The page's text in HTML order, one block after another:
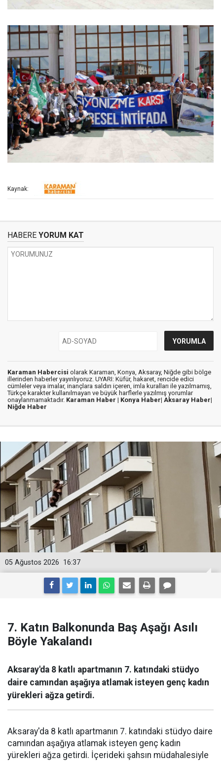
Kaynak:
HABERE YORUM KAT
Karaman Habercisi olarak Karaman, Konya, Aksaray, Niğde gibi bölge
illerinden haberler yayınlıyoruz. UYARI: Küfür, hakaret, rencide edici
cümleler veya imalar, inançlara saldırı içeren, imla kuralları ile yazılmamış,
Türkçe karakter kullanılmayan ve büyük harflerle yazılmış yorumlar
onaylanmamaktadır. Karaman Haber | Konya Haber| Aksaray Haber|
Niğde Haber
16:37
05 Ağustos 2026
7. Katın Balkonunda Baş Aşağı Asılı
Böyle Yakalandı
Aksaray'da 8 katlı apartmanın 7. katındaki stüdyo
daire camından aşağıya atlamak isteyen genç kadın
yürekleri ağza getirdi.
Aksaray'da 8 katlı apartmanın 7. katındaki stüdyo daire
camından aşağıya atlamak isteyen genç kadın
yürekleri ağza getirdi. İçerideki şahsın müdahalesiyle